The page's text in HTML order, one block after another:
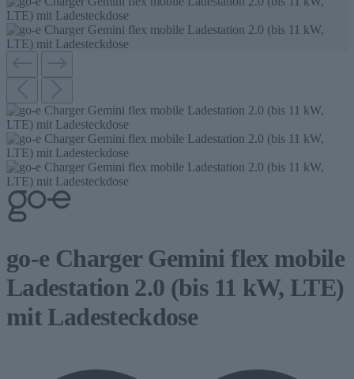
go-e Charger Gemini flex mobile
Ladestation 2.0 (bis 11 kW, LTE)
mit Ladesteckdose